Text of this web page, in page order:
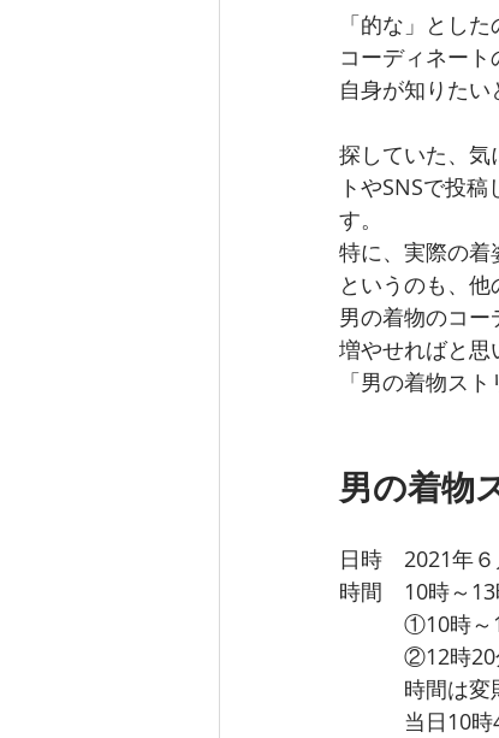
「的な」とし
コーディネー
自身が知りたい
探していた、気
トやSNSで投
す。
特に、実際の着
というのも、他
男の着物のコ
増やせればと思
「男の着物ス
男の着物
日時　2021年６
時間　10時～
①10時～
②12時20分
時間は変則
当日10時45